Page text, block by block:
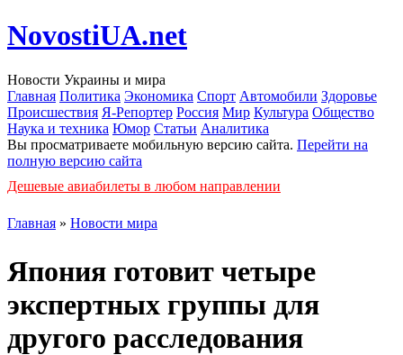
NovostiUA.net
Новости Украины и мира
Главная Политика Экономика Спорт Автомобили Здоровье
Происшествия Я-Репортер Россия Мир Культура Общество
Наука и техника Юмор Статьи Аналитика
Вы просматриваете мобильную версию сайта. Перейти на
полную версию сайта
Дешевые авиабилеты в любом направлении
Главная » Новости мира
Япония готовит четыре
экспертных группы для
другого расследования